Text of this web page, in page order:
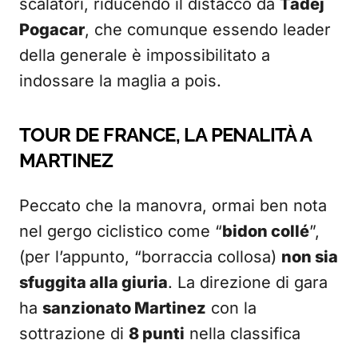
scalatori, riducendo il distacco da Tadej
Pogacar, che comunque essendo leader
della generale è impossibilitato a
indossare la maglia a pois.
TOUR DE FRANCE, LA PENALITÀ A
MARTINEZ
Peccato che la manovra, ormai ben nota
nel gergo ciclistico come “bidon collé”,
(per l’appunto, “borraccia collosa) non sia
sfuggita alla giuria. La direzione di gara
ha sanzionato Martinez con la
sottrazione di 8 punti nella classifica